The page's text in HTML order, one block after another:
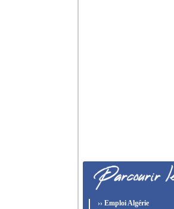
›› Emploi Algérie